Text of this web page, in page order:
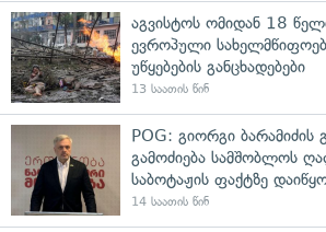
აგვისტოს ომიდან 18
ევროპული
უწყებების განცხადებები
13 საათის წინ
POG: გიორგი ბარამიძის
გამოძიება სამშობლოს
საბოტაჟის ფაქტზე
14 საათის წინ